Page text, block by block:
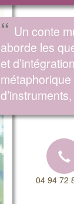
“ Un conte
aborde les
et
04 94 72